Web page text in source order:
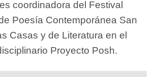
coordinadora del Festival
Poesía Contemporánea San
Casas y de Literatura en el
Proyecto Posh.